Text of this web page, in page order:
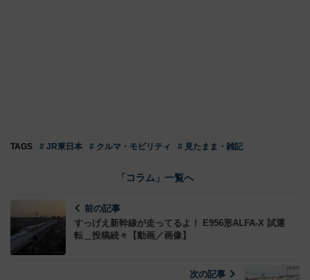
TAGS # JR東日本 # クルマ・モビリティ # 見たまま・雑記
「コラム」一覧へ
前の記事
すっげえ新幹線が走ってるよ！ E956形ALFA-X 試運
転＿投稿続々【動画／画像】
次の記事